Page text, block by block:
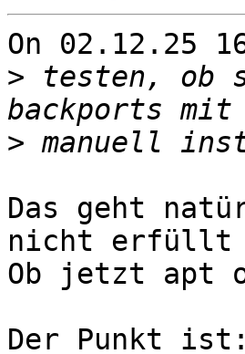
On 02.12.25
> testen, ob
>
Das geht
nicht erfüllt
Ob jetzt apt
Der Punkt